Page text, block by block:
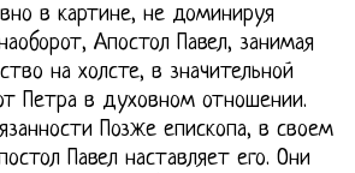
в картине, не доминируя
Апостол Павел, занимая
на холсте, в значительной
Петра в духовном отношении.
Позже епископа, в своем
Павел наставляет его. Они